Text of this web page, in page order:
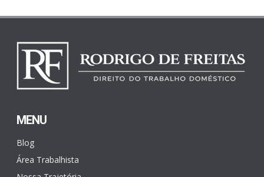
MENU
Blog
Área Trabalhista